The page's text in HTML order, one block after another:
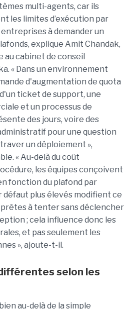
multi-agents, car ils
les limites d’exécution par
à demander un
explique Amit Chandak,
au cabinet de conseil
« Dans un environnement
d'augmentation de quota
ticket de support, une
et un processus de
des jours, voire des
pour une question
un déploiement »,
« Au-delà du coût
les équipes conçoivent
fonction du plafond par
défaut plus élevés modifient ce
à tenter sans déclencher
; cela influence donc les
et pas seulement les
», ajoute-t-il.
selon les
au-delà de la simple